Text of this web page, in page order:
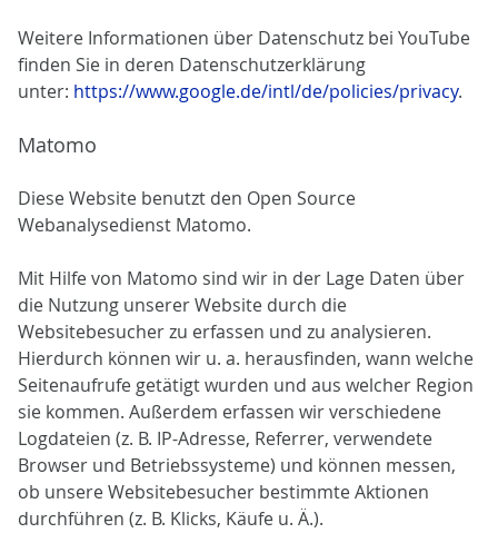
Weitere Informationen über Datenschutz bei YouTube
finden Sie in deren Datenschutzerklärung
unter: https://www.google.de/intl/de/policies/privacy.
Matomo
Diese Website benutzt den Open Source
Webanalysedienst Matomo.
Mit Hilfe von Matomo sind wir in der Lage Daten über
die Nutzung unserer Website durch die
Websitebesucher zu erfassen und zu analysieren.
Hierdurch können wir u. a. herausfinden, wann welche
Seitenaufrufe getätigt wurden und aus welcher Region
sie kommen. Außerdem erfassen wir verschiedene
Logdateien (z. B. IP-Adresse, Referrer, verwendete
Browser und Betriebssysteme) und können messen,
ob unsere Websitebesucher bestimmte Aktionen
durchführen (z. B. Klicks, Käufe u. Ä.).